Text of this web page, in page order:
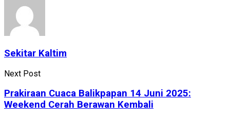
Sekitar Kaltim
Next Post
Prakiraan Cuaca Balikpapan 14 Juni 2025:
Weekend Cerah Berawan Kembali